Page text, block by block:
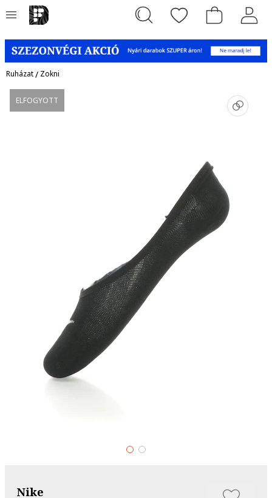
Ruházat/ Zokni
ELFOGYOTT
Nike